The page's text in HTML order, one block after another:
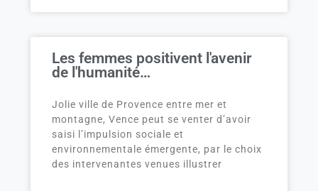
Les femmes positivent l'avenir
de l'humanité…
Jolie ville de Provence entre mer et
montagne, Vence peut se venter d’avoir
saisi l’impulsion sociale et
environnementale émergente, par le choix
des intervenantes venues illustrer